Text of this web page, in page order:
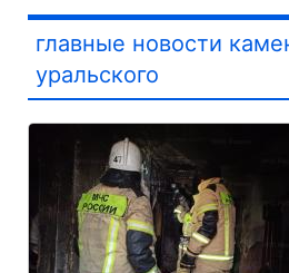
главные новости
уральского